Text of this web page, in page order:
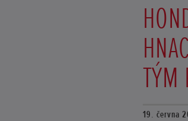
TÝM
19. června